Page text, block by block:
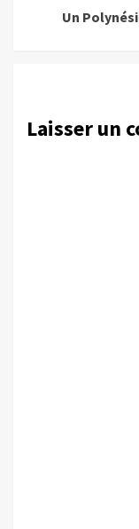
Un
Laisser un